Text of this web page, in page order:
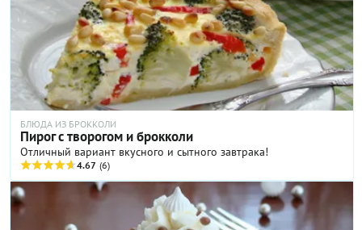
БЛЮДА ИЗ БРОККОЛИ
Пирог с творогом и брокколи
Отличный вариант вкусного и сытного завтрака!
4.67 (6)